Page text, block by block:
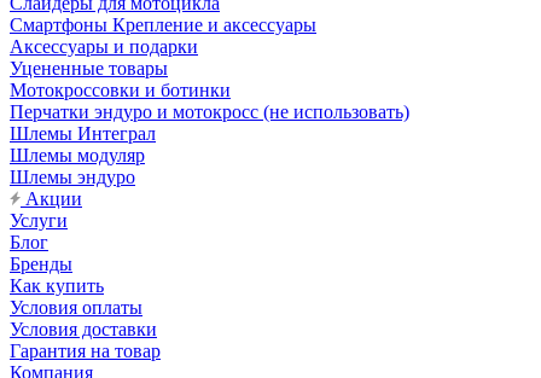
Смартфоны Крепление и аксессуары
Аксессуары и подарки
Уцененные товары
Мотокроссовки и ботинки
Перчатки эндуро и мотокросс (не использовать)
Шлемы Интеграл
Шлемы модуляр
Шлемы эндуро
Акции
Услуги
Блог
Бренды
Как купить
Условия оплаты
Условия доставки
Гарантия на товар
Компания